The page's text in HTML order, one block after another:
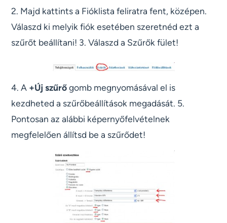
2. Majd kattints a Fióklista feliratra fent, középen.
Válaszd ki melyik fiók esetében szeretnéd ezt a
szűrőt beállítani! 3. Válaszd a Szűrők fület!
4. A +Új szűrőgomb megnyomásával el is
kezdheted a szűrőbeállítások megadását. 5.
Pontosan az alábbi képernyőfelvételnek
megfelelően állítsd be a szűrődet!